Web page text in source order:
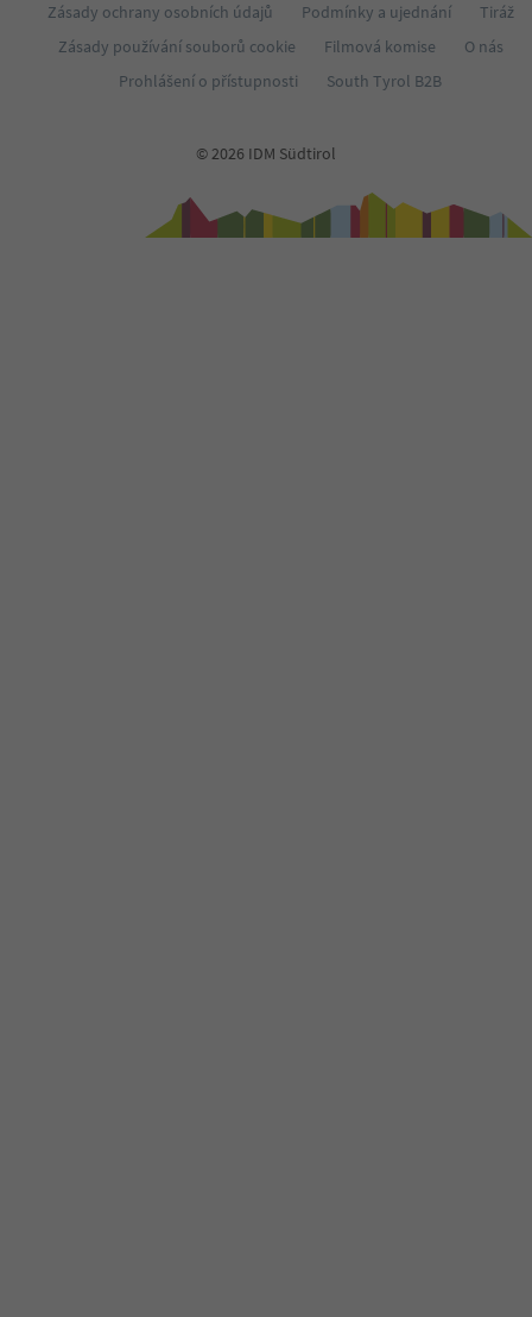
Zásady ochrany osobních údajů
Podmínky a ujednání
Tiráž
Zásady používání souborů cookie
Filmová komise
O nás
Prohlášení o přístupnosti
South Tyrol B2B
© 2026 IDM Südtirol